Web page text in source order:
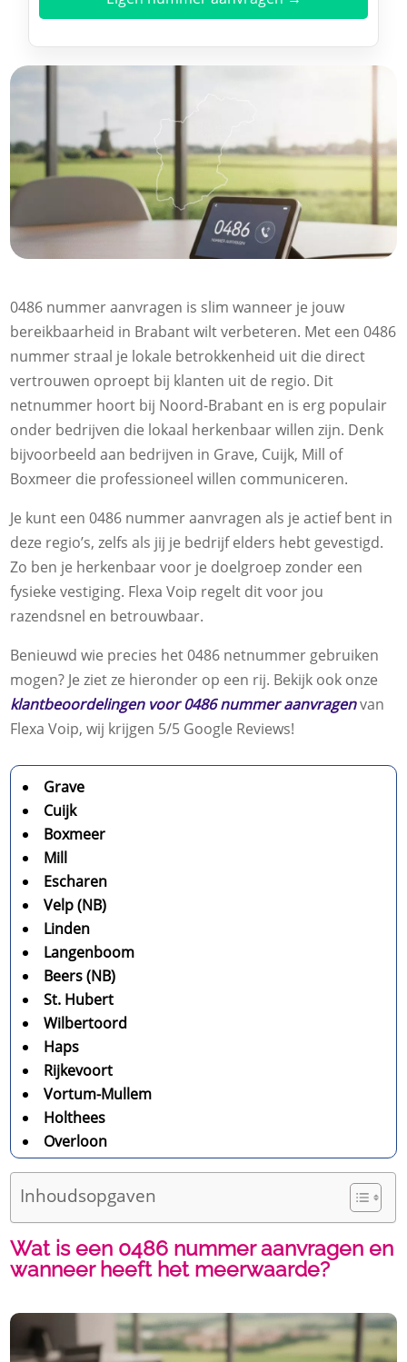
0486 nummer aanvragen is slim wanneer je jouw
bereikbaarheid in Brabant wilt verbeteren. Met een 0486
nummer straal je lokale betrokkenheid uit die direct
vertrouwen oproept bij klanten uit de regio. Dit
netnummer hoort bij Noord-Brabant en is erg populair
onder bedrijven die lokaal herkenbaar willen zijn. Denk
bijvoorbeeld aan bedrijven in Grave, Cuijk, Mill of
Boxmeer die professioneel willen communiceren.
Je kunt een 0486 nummer aanvragen als je actief bent in
deze regio’s, zelfs als jij je bedrijf elders hebt gevestigd.
Zo ben je herkenbaar voor je doelgroep zonder een
fysieke vestiging. Flexa Voip regelt dit voor jou
razendsnel en betrouwbaar.
Benieuwd wie precies het 0486 netnummer gebruiken
mogen? Je ziet ze hieronder op een rij. Bekijk ook onze
klantbeoordelingen voor 0486 nummer aanvragenvan
Flexa Voip, wij krijgen 5/5 Google Reviews!
Grave
Cuijk
Boxmeer
Mill
Escharen
Velp (NB)
Linden
Langenboom
Beers (NB)
St. Hubert
Wilbertoord
Haps
Rijkevoort
Vortum-Mullem
Holthees
Overloon
Inhoudsopgaven
Wat is een 0486 nummer aanvragen en
wanneer heeft het meerwaarde?